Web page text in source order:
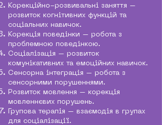
Корекційно-розвивальні заняття –
розвиток когнітивних функцій та
соціальних навичок.
Корекція поведінки – робота з
проблемною поведінкою.
Соціалізація – розвиток
комунікативних та емоційних навичок.
Сенсорна інтеграція – робота з
сенсорними порушеннями.
Розвиток мовлення – корекція
мовленнєвих порушень.
Групова терапія – взаємодія в групах
для соціалізації.